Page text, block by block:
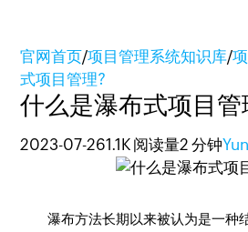
官网首页/项目管理系统知识库/
式项目管理?
什么是瀑布式项目管
2023-07-261.1K 阅读量2 分钟
瀑布方法长期以来被认为是一种